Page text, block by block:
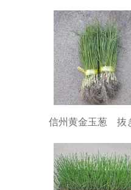
信州黄金玉葱 抜